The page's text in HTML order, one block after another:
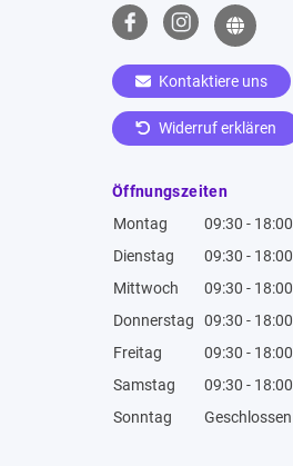
Kontaktiere uns
Widerruf erklären
Öffnungszeiten
Montag
09:30 - 18:00
Dienstag
09:30 - 18:00
Mittwoch
09:30 - 18:00
Donnerstag
09:30 - 18:00
Freitag
09:30 - 18:00
Samstag
09:30 - 18:00
Sonntag
Geschlossen